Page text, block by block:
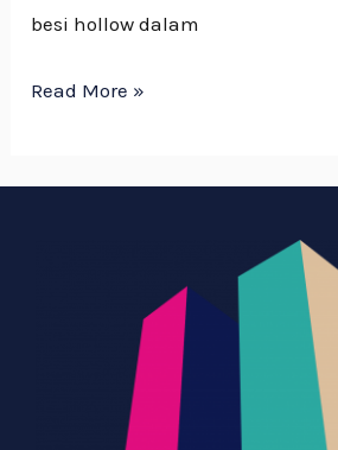
besi hollow dalam
Read More »